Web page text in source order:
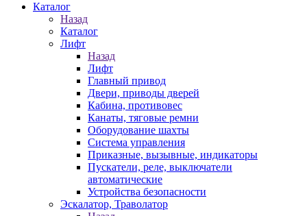
Каталог
Назад
Каталог
Лифт
Назад
Лифт
Главный привод
Двери, приводы дверей
Кабина, противовес
Канаты, тяговые ремни
Оборудование шахты
Система управления
Приказные, вызывные, индикаторы
Пускатели, реле, выключатели
автоматические
Устройства безопасности
Эскалатор, Траволатор